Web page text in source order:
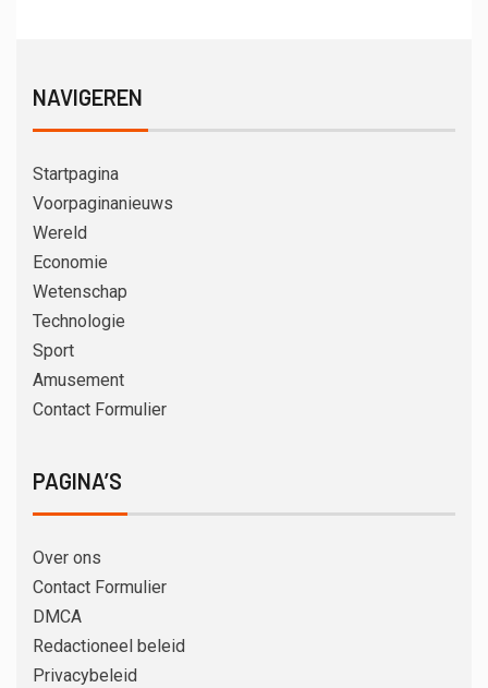
NAVIGEREN
Startpagina
Voorpaginanieuws
Wereld
Economie
Wetenschap
Technologie
Sport
Amusement
Contact Formulier
PAGINA’S
Over ons
Contact Formulier
DMCA
Redactioneel beleid
Privacybeleid